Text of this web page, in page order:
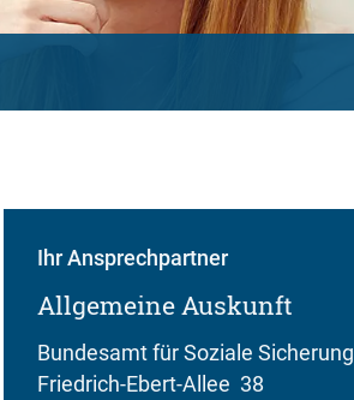
Ihr Ansprechpartner
Allgemeine Auskunft
Bundesamt für Soziale Sicherung
Friedrich-Ebert-Allee 38